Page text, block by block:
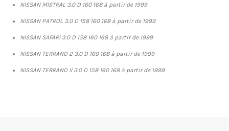
NISSAN MISTRAL 3.0 D 160 168 à partir de 1999
NISSAN PATROL 3.0 D 158 160 168 à partir de 1999
NISSAN SAFARI 3.0 D 158 160 168 à partir de 1999
NISSAN TERRANO 2 3.0 D 160 168 à partir de 1999
NISSAN TERRANO II 3.0 D 158 160 168 à partir de 1999